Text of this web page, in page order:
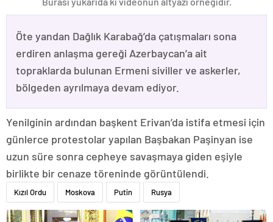
Öte yandan Dağlık Karabağ’da çatışmaları sona
erdiren anlaşma gereği Azerbaycan’a ait
topraklarda bulunan Ermeni siviller ve askerler,
bölgeden ayrılmaya devam ediyor.
Yenilginin ardından başkent Erivan’da istifa etmesi için
günlerce protestolar yapılan Başbakan Paşinyan ise
uzun süre sonra cepheye savaşmaya giden eşiyle
birlikte bir cenaze töreninde görüntülendi.
Kızıl Ordu Moskova Putin Rusya